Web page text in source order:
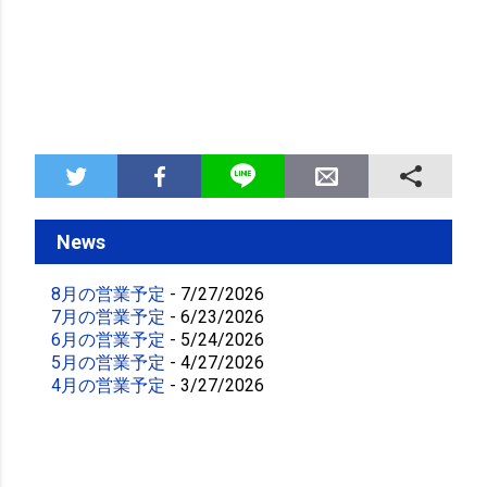
News
8月の営業予定 - 7/27/2026
7月の営業予定 - 6/23/2026
6月の営業予定 - 5/24/2026
5月の営業予定 - 4/27/2026
4月の営業予定 - 3/27/2026